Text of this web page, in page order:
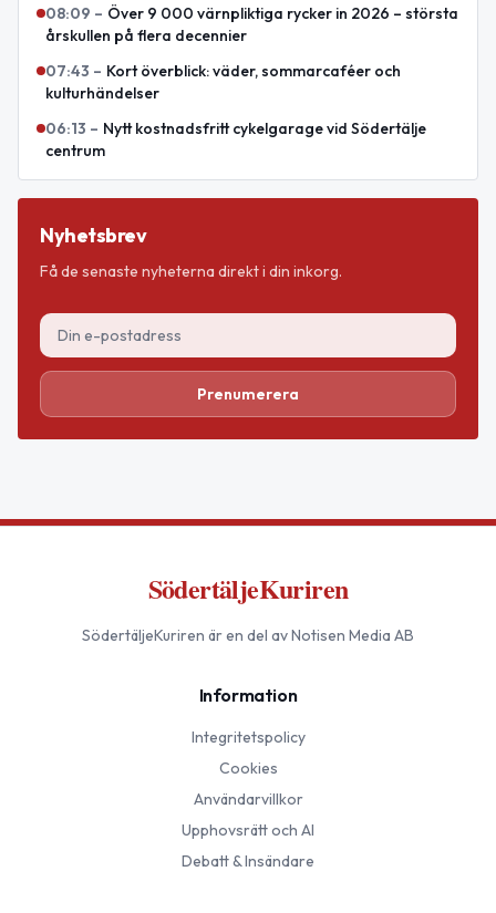
08:09 – Över 9 000 värnpliktiga rycker in 2026 – största
årskullen på flera decennier
07:43 – Kort överblick: väder, sommarcaféer och
kulturhändelser
06:13 – Nytt kostnadsfritt cykelgarage vid Södertälje
centrum
Nyhetsbrev
Få de senaste nyheterna direkt i din inkorg.
Prenumerera
SödertäljeKuriren
SödertäljeKuriren är en del av Notisen Media AB
Information
Integritetspolicy
Cookies
Användarvillkor
Upphovsrätt och AI
Debatt & Insändare